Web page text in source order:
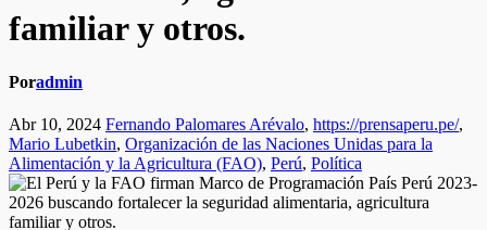
familiar y otros.
Poradmin
Abr 10, 2024 Fernando Palomares Arévalo, https://prensaperu.pe/,
Mario Lubetkin, Organización de las Naciones Unidas para la
Alimentación y la Agricultura (FAO), Perú, Política